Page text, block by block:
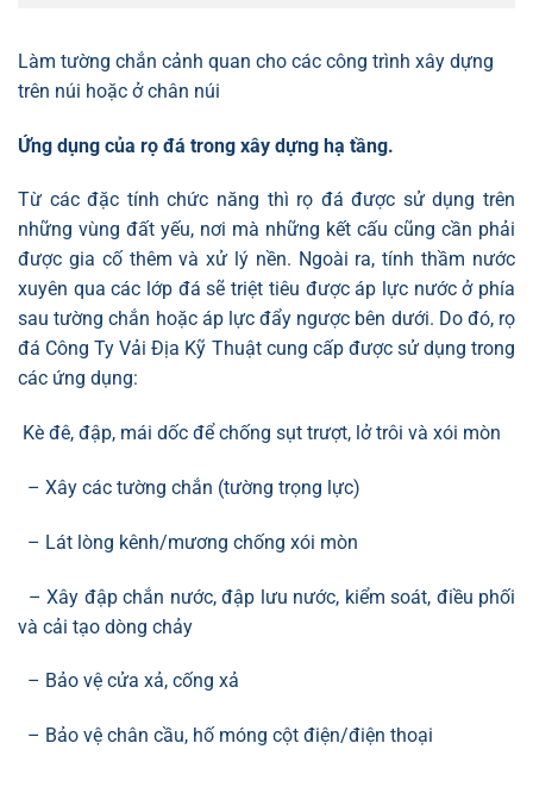
Làm tường chắn cảnh quan cho các công trình xây dựng
trên núi hoặc ở chân núi
Ứng dụng của rọ đá trong xây dựng hạ tầng.
Từ các đặc tính chức năng thì rọ đá được sử dụng trên
những vùng đất yếu, nơi mà những kết cấu cũng cần phải
được gia cố thêm và xử lý nền. Ngoài ra, tính thầm nước
xuyên qua các lớp đá sẽ triệt tiêu được áp lực nước ở phía
sau tường chắn hoặc áp lực đẩy ngược bên dưới. Do đó, rọ
đá Công Ty Vải Địa Kỹ Thuật cung cấp được sử dụng trong
các ứng dụng:
Kè đê, đập, mái dốc để chống sụt trượt, lở trôi và xói mòn
– Xây các tường chắn (tường trọng lực)
– Lát lòng kênh/mương chống xói mòn
– Xây đập chắn nước, đập lưu nước, kiểm soát, điều phối
và cải tạo dòng chảy
– Bảo vệ cửa xả, cống xả
– Bảo vệ chân cầu, hố móng cột điện/điện thoại